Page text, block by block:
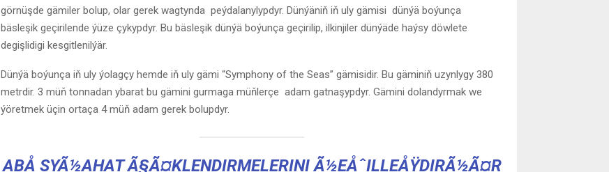
görnüşde gämiler bolup, olar gerek wagtynda peýdalanylypdyr. Dünýäniň iň uly gämisi dünýä boýunça
bäsleşik geçirilende ýüze çykypdyr. Bu bäsleşik dünýä boýunça geçirilip, ilkinjiler dünýäde haýsy döwlete
degişlidigi kesgitlenilýär.
Dünýä boýunça iň uly ýolagçy hemde iň uly gämi “Symphony of the Seas” gämisidir. Bu gäminiň uzynlygy 380
metrdir. 3 müň tonnadan ybarat bu gämini gurmaga müňlerçe adam gatnaşypdyr. Gämini dolandyrmak we
ýöretmek üçin ortaça 4 müň adam gerek bolupdyr.
ABÅ SYÃ½AHAT Ã§Ã¤KLENDIRMELERINI Ã½EÅˆILLEÅŸDIRÃ½Ã¤R